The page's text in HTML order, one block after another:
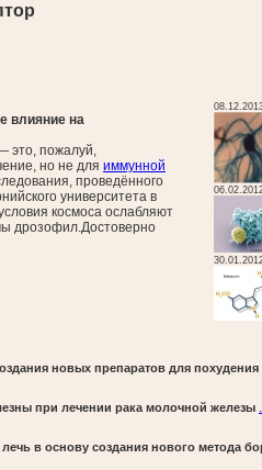
влияние на
это, пожалуй,
но не для иммунной
проведённого
университета в
космоса ослабляют
дрозофил.Достоверно
новых препаратов для похудения
при лечении рака молочной железы
в основу создания нового метода